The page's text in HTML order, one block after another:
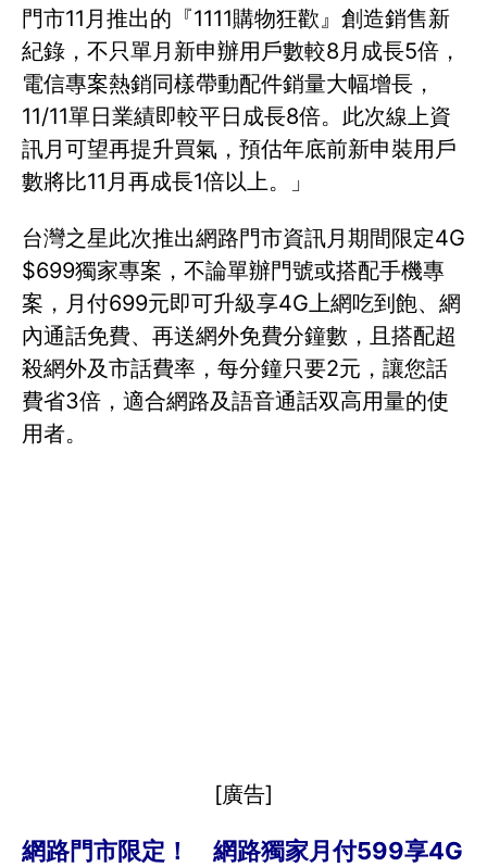
門市11月推出的『1111購物狂歡』創造銷售新
紀錄，不只單月新申辦用戶數較8月成長5倍，
電信專案熱銷同樣帶動配件銷量大幅增長，
11/11單日業績即較平日成長8倍。此次線上資
訊月可望再提升買氣，預估年底前新申裝用戶
數將比11月再成長1倍以上。」
台灣之星此次推出網路門市資訊月期間限定4G
$699獨家專案，不論單辦門號或搭配手機專
案，月付699元即可升級享4G上網吃到飽、網
內通話免費、再送網外免費分鐘數，且搭配超
殺網外及市話費率，每分鐘只要2元，讓您話
費省3倍，適合網路及語音通話双高用量的使
用者。
[廣告]
網路門市限定！ 網路獨家月付599享4G